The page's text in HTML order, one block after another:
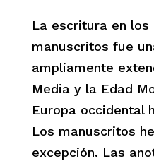
La escritura en los
manuscritos fue
ampliamente
Media y la Edad
Europa occidental
Los manuscritos
excepción. Las